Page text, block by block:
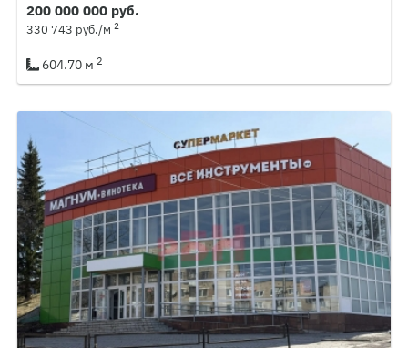
200 000 000 руб.
330 743 руб./м 2
604.70 м 2